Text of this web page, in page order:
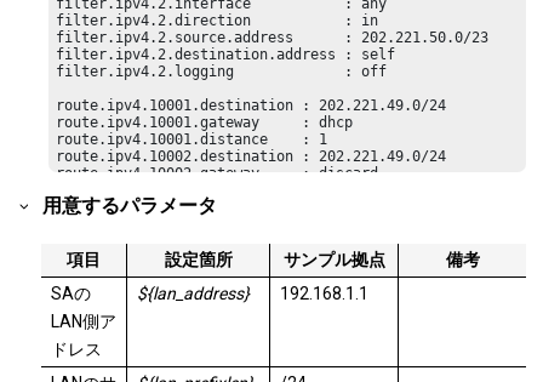
filter.ipv4.2.direction           : in
filter.ipv4.2.source.address      : 202.221.50.0/23
filter.ipv4.2.destination.address : self
filter.ipv4.2.logging             : off
route.ipv4.10001.destination : 202.221.49.0/24
route.ipv4.10001.gateway     : dhcp
route.ipv4.10001.distance    : 1
route.ipv4.10002.destination : 202.221.49.0/24
route.ipv4.10002.gateway     : discard
route.ipv4.10003.destination : 202.221.50.0/23
route.ipv4.10003.distance    : 1
route.ipv4.10004.destination : 202.221.50.0/23
route.ipv4.10004.gateway     : discard
route.ipv4.10004.distance    : 100
用意するパラメータ
項目 設定箇所 サンプル拠点
備考
SAの
LAN側ア
ドレス
${lan_address} 192.168.1.1